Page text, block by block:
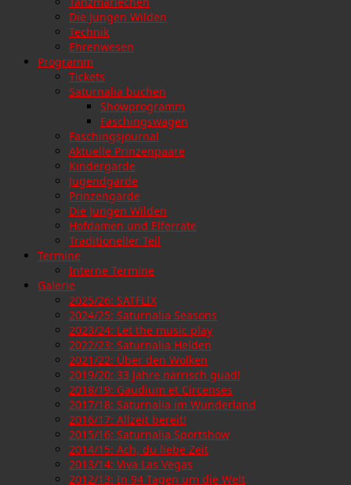
Die Jungen Wilden
Technik
Ehrenwesen
Programm
Tickets
Saturnalia buchen
Showprogramm
Faschingswagen
Faschingsjournal
Aktuelle Prinzenpaare
Kindergarde
Jugendgarde
Prinzengarde
Die Jungen Wilden
Hofdamen und Elferräte
Traditioneller Teil
Termine
Interne Termine
Galerie
2025/26: SATFLIX
2024/25: Saturnalia Seasons
2023/24: Let the music play
2022/23: Saturnalia Helden
2021/22: Über den Wolken
2019/20: 33 Jahre narrisch guad!
2018/19: Gaudium et Circenses
2017/18: Saturnalia im Wunderland
2016/17: Allzeit bereit!
2015/16: Saturnalia Sportshow
2014/15: Ach, du liebe Zeit
2013/14: Viva Las Vegas
2012/13: In 94 Tagen um die Welt